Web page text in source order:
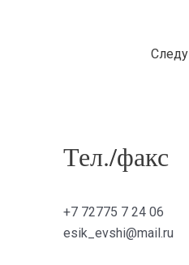
Тел./факс
+7 72775 7 24 06
esik_evshi@mail.ru